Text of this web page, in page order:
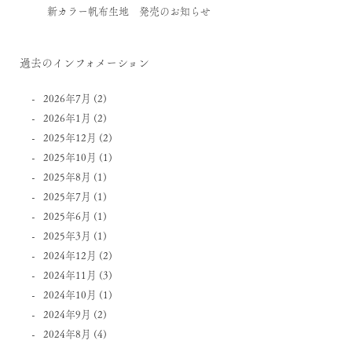
新カラー帆布生地 発売のお知らせ
過去のインフォメーション
2026年7月 (2)
2026年1月 (2)
2025年12月 (2)
2025年10月 (1)
2025年8月 (1)
2025年7月 (1)
2025年6月 (1)
2025年3月 (1)
2024年12月 (2)
2024年11月 (3)
2024年10月 (1)
2024年9月 (2)
2024年8月 (4)